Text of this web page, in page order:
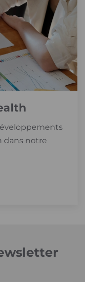
dans notre